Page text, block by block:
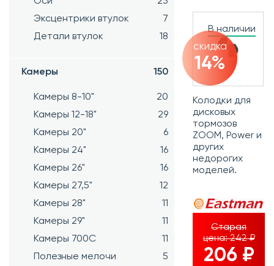
Эксцентрики втулок
7
Детали втулок
18
Камеры 150
Камеры 8-10"
20
Камеры 12-18"
29
Камеры 20"
6
Камеры 24"
16
Камеры 26"
16
Камеры 27,5"
12
Камеры 28"
11
Камеры 29"
11
Камеры 700C
11
Полезные мелочи
5
В наличии
скидка
14%
Колодки для
дисковых
тормозов
ZOOM, Power и
других
недорогих
моделей.
Старая
цена:242 ₽
206 ₽